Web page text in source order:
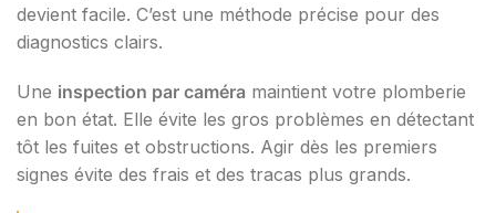
devient facile. C’est une méthode précise pour des
diagnostics clairs.
Une inspection par caméra maintient votre plomberie
en bon état. Elle évite les gros problèmes en détectant
tôt les fuites et obstructions. Agir dès les premiers
signes évite des frais et des tracas plus grands.